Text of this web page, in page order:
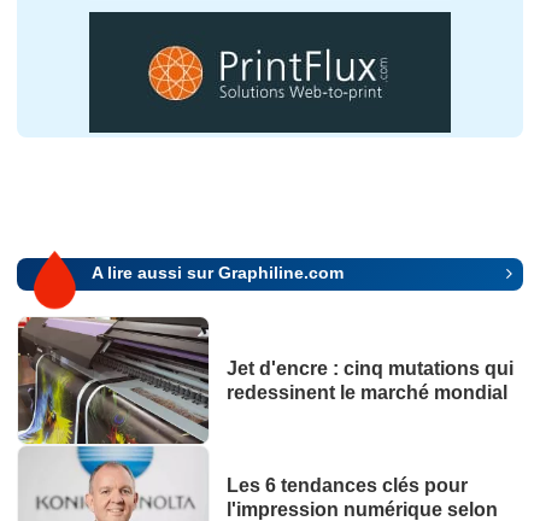
A lire aussi sur Graphiline.com
Jet d'encre : cinq mutations qui
redessinent le marché mondial
Les 6 tendances clés pour
l'impression numérique selon